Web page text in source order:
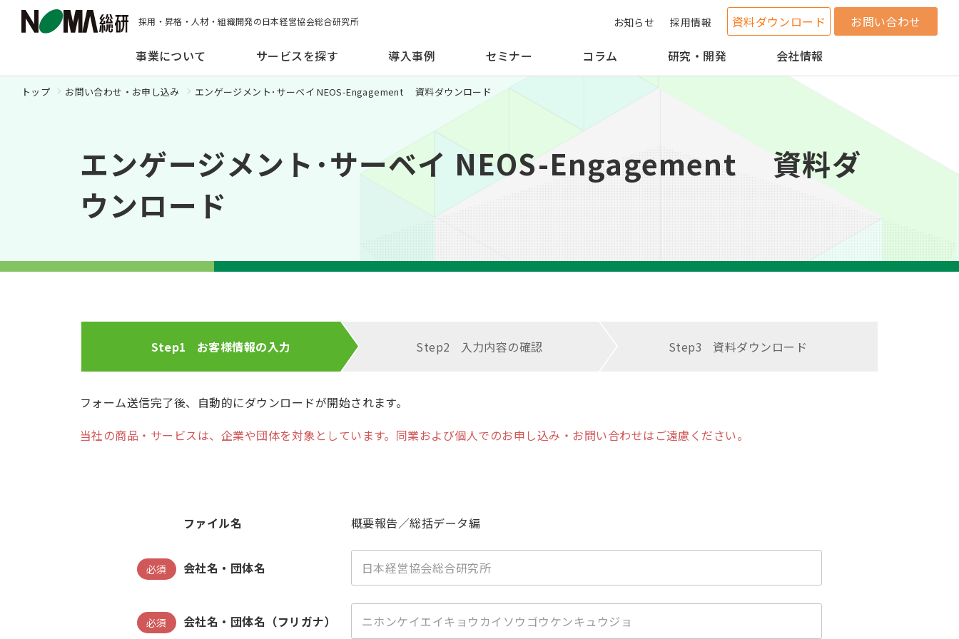
採用・昇格・人材・組織開発の日本経営協会総合研究所 お知らせ 採用情報 資料ダウンロード
お問い合わせ
事業について
サービスを探す 導入事例 セミナー コラム 研究・開発 会社情報
トップ お問い合わせ・お申し込み エンゲージメント･サーベイ NEOS-Engagement 資料ダウンロード
エンゲージメント･サーベイ NEOS-Engagement 資料ダ
ウンロード
Step1 お客様情報の入力 Step2 入力内容の確認 Step3 資料ダウンロード
フォーム送信完了後、自動的にダウンロードが開始されます。
当社の商品・サービスは、企業や団体を対象としています。同業および個人でのお申し込み・お問い合わせはご遠慮ください。
ファイル名 概要報告／総括データ編
必須 会社名・団体名
必須 会社名・団体名（フリガナ）